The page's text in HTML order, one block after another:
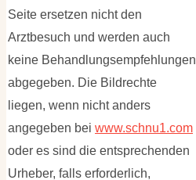
Seite ersetzen nicht den
Arztbesuch und werden auch
keine Behandlungsempfehlungen
abgegeben. Die Bildrechte
liegen, wenn nicht anders
angegeben bei www.schnu1.com
oder es sind die entsprechenden
Urheber, falls erforderlich,